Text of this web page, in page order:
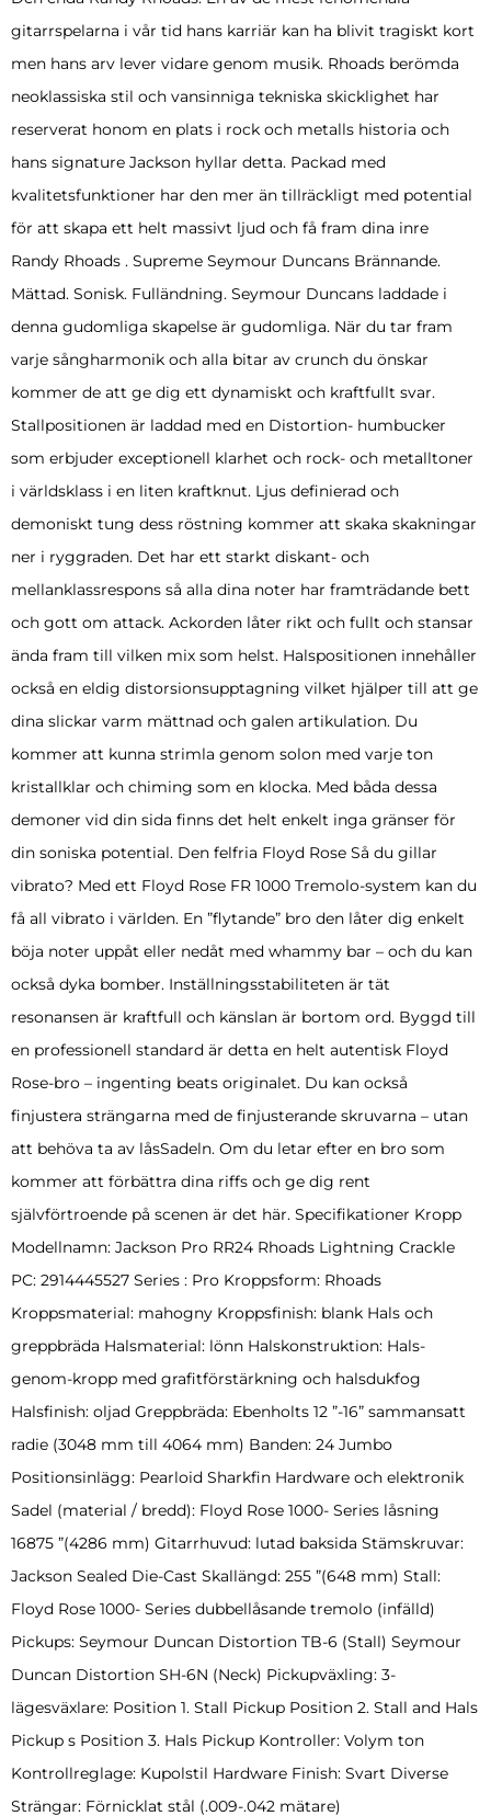
gitarrspelarna i vår tid hans karriär kan ha blivit tragiskt kort
men hans arv lever vidare genom musik. Rhoads berömda
neoklassiska stil och vansinniga tekniska skicklighet har
reserverat honom en plats i rock och metalls historia och
hans signature Jackson hyllar detta. Packad med
kvalitetsfunktioner har den mer än tillräckligt med potential
för att skapa ett helt massivt ljud och få fram dina inre
Randy Rhoads . Supreme Seymour Duncans Brännande.
Mättad. Sonisk. Fulländning. Seymour Duncans laddade i
denna gudomliga skapelse är gudomliga. När du tar fram
varje sångharmonik och alla bitar av crunch du önskar
kommer de att ge dig ett dynamiskt och kraftfullt svar.
Stallpositionen är laddad med en Distortion- humbucker
som erbjuder exceptionell klarhet och rock- och metalltoner
i världsklass i en liten kraftknut. Ljus definierad och
demoniskt tung dess röstning kommer att skaka skakningar
ner i ryggraden. Det har ett starkt diskant- och
mellanklassrespons så alla dina noter har framträdande bett
och gott om attack. Ackorden låter rikt och fullt och stansar
ända fram till vilken mix som helst. Halspositionen innehåller
också en eldig distorsionsupptagning vilket hjälper till att ge
dina slickar varm mättnad och galen artikulation. Du
kommer att kunna strimla genom solon med varje ton
kristallklar och chiming som en klocka. Med båda dessa
demoner vid din sida finns det helt enkelt inga gränser för
din soniska potential. Den felfria Floyd Rose Så du gillar
vibrato? Med ett Floyd Rose FR 1000 Tremolo-system kan du
få all vibrato i världen. En ”flytande” bro den låter dig enkelt
böja noter uppåt eller nedåt med whammy bar – och du kan
också dyka bomber. Inställningsstabiliteten är tät
resonansen är kraftfull och känslan är bortom ord. Byggd till
en professionell standard är detta en helt autentisk Floyd
Rose-bro – ingenting beats originalet. Du kan också
finjustera strängarna med de finjusterande skruvarna – utan
att behöva ta av låsSadeln. Om du letar efter en bro som
kommer att förbättra dina riffs och ge dig rent
självförtroende på scenen är det här. Specifikationer Kropp
Modellnamn: Jackson Pro RR24 Rhoads Lightning Crackle
PC: 2914445527 Series : Pro Kroppsform: Rhoads
Kroppsmaterial: mahogny Kroppsfinish: blank Hals och
greppbräda Halsmaterial: lönn Halskonstruktion: Hals-
genom-kropp med grafitförstärkning och halsdukfog
Halsfinish: oljad Greppbräda: Ebenholts 12 ”-16” sammansatt
radie (3048 mm till 4064 mm) Banden: 24 Jumbo
Positionsinlägg: Pearloid Sharkfin Hardware och elektronik
Sadel (material / bredd): Floyd Rose 1000- Series låsning
16875 ”(4286 mm) Gitarrhuvud: lutad baksida Stämskruvar:
Jackson Sealed Die-Cast Skallängd: 255 ”(648 mm) Stall:
Floyd Rose 1000- Series dubbellåsande tremolo (infälld)
Pickups: Seymour Duncan Distortion TB-6 (Stall) Seymour
Duncan Distortion SH-6N (Neck) Pickupväxling: 3-
lägesväxlare: Position 1. Stall Pickup Position 2. Stall and Hals
Pickup s Position 3. Hals Pickup Kontroller: Volym ton
Kontrollreglage: Kupolstil Hardware Finish: Svart Diverse
Strängar: Förnicklat stål (.009-.042 mätare)